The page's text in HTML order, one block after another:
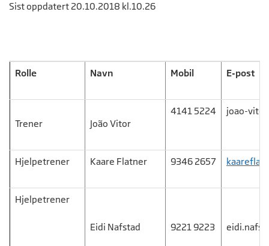
Sist oppdatert 20.10.2018 kl.10.26
Rolle Navn Mobil E-post
Trener João Vitor
4141 5224 joao-
Hjelpetrener Kaare Flatner 9346 2657 k
Hjelpetrener
Eidi Nafstad 9221 9223